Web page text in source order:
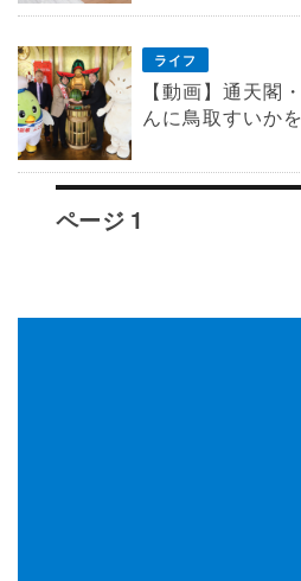
ライフ
【動画】通天閣
んに鳥取すいか
稿
ジ
ページ 1